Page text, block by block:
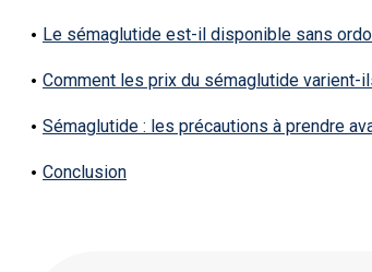
Le sémaglutide est-il disponible sans
Comment les prix du sémaglutide
Sémaglutide : les précautions à prendre
Conclusion